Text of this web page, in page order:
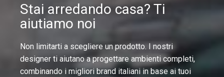
Stai arredando casa? Ti
aiutiamo noi
Non limitarti a scegliere un prodotto. I nostri
designer ti aiutano a progettare ambienti completi,
combinando i migliori brand italiani in base ai tuoi